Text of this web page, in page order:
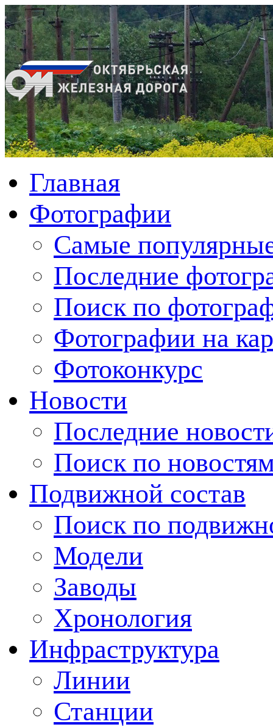
Главная
Фотографии
Cамые
Последние
Поиск по
Фотографии на
Фотоконкурс
Новости
Последние
Поиск по
Подвижной состав
Поиск по
Модели
Заводы
Хронология
Инфраструктура
Линии
Станции